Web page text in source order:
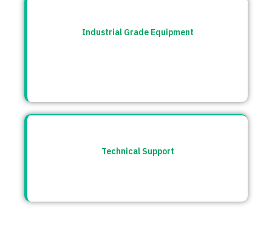
Industrial Grade Equipment
Technical Support